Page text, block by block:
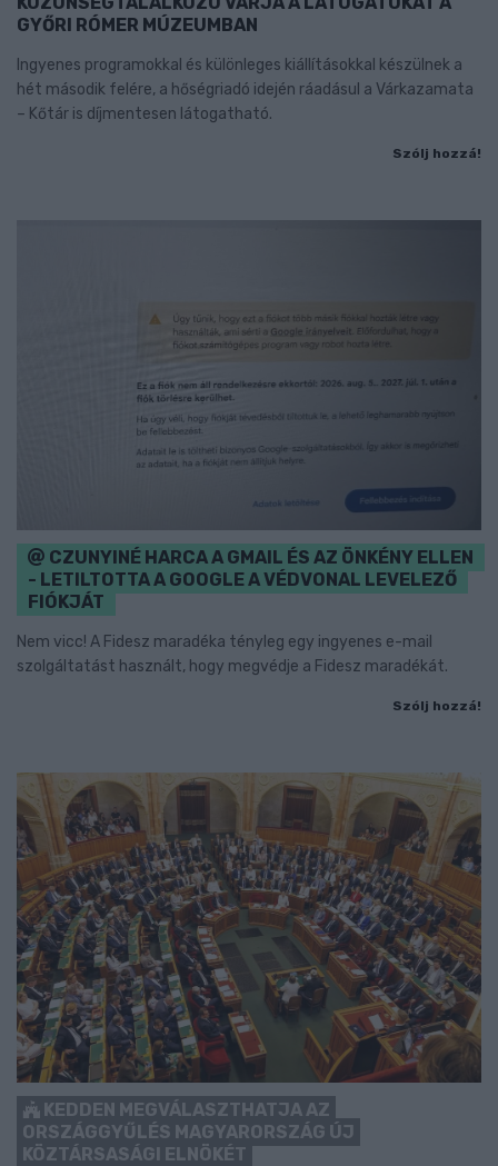
GYŐRI RÓMER MÚZEUMBAN
Ingyenes programokkal és különleges kiállításokkal készülnek a
hét második felére, a hőségriadó idején ráadásul a Várkazamata
– Kőtár is díjmentesen látogatható.
Szólj hozzá!
CZUNYINÉ HARCA A GMAIL ÉS AZ ÖNKÉNY ELLEN
- LETILTOTTA A GOOGLE A VÉDVONAL LEVELEZŐ
FIÓKJÁT
Nem vicc! A Fidesz maradéka tényleg egy ingyenes e-mail
szolgáltatást használt, hogy megvédje a Fidesz maradékát.
Szólj hozzá!
KEDDEN MEGVÁLASZTHATJA AZ
ORSZÁGGYŰLÉS MAGYARORSZÁG ÚJ
KÖZTÁRSASÁGI ELNÖKÉT